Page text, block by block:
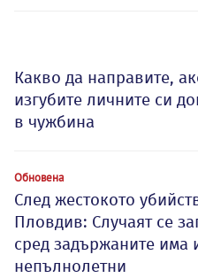
Какво да направите,
изгубите личните си
в чужбина
Обновена
След жестокото
Пловдив: Случаят се
сред задържаните има
непълнолетни